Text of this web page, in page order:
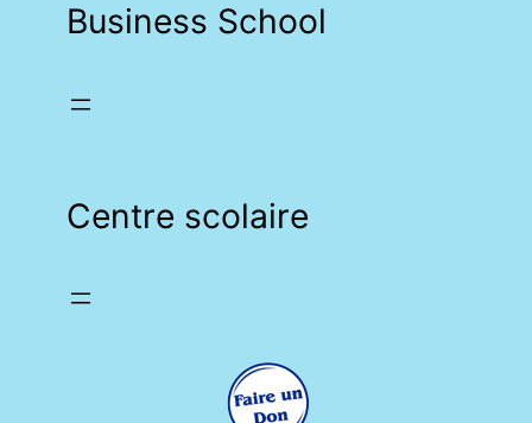
Business School
Centre scolaire